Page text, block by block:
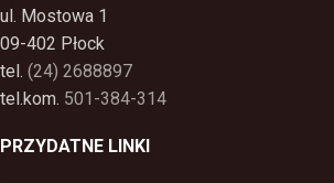
ul. Mostowa 1
09-402 Płock
tel. (24) 2688897
tel.kom. 501-384-314
PRZYDATNE LINKI